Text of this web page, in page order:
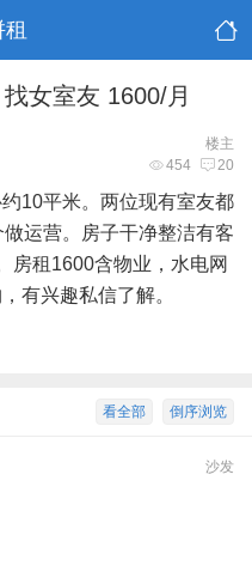
女室友 1600/月
楼主
454 20
10平米。两位现有室友都
运营。房子干净整洁有客
房租1600含物业，水电网
有兴趣私信了解。
倒序浏览
看全部
沙发